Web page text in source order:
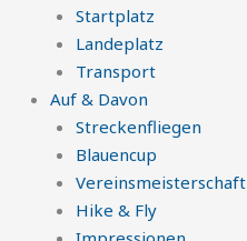
Startplatz
Landeplatz
Transport
Auf & Davon
Streckenfliegen
Blauencup
Vereinsmeisterschaft
Hike & Fly